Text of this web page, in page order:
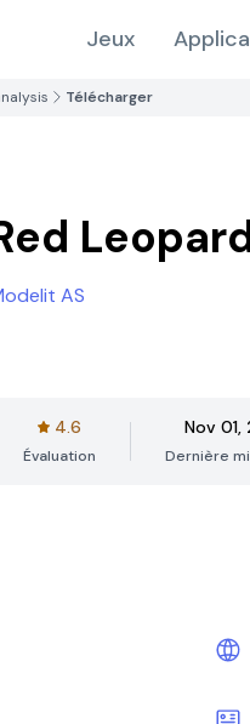
Jeux
Télécharger
AS
4.6
Évaluation
Nov
Dernière